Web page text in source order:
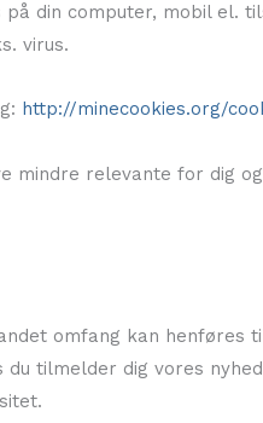
din computer, mobil
virus.
http://minecookies.org/
mindre relevante for dig
omfang kan
tilmelder dig vores